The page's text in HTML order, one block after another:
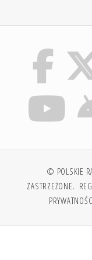
© POLSKIE
ZASTRZEŻONE.